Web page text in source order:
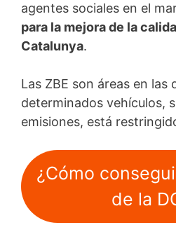
agentes sociales en el
para la mejora de la
Catalunya.
Las ZBE son áreas en las
determinados vehículos,
emisiones, está
¿Cómo
de la